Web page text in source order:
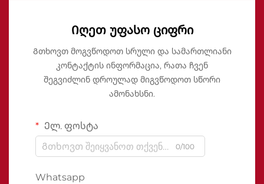
Იღეთ უფასო ციფრი
Გთხოვთ მოგვწოდოთ სრული და სამართლიანი
კონტაქტის ინფორმაცია, რათა ჩვენ
შეგვიძლინ დროულად მიგვწოდოთ სწორი
ამონახსნი.
Ელ. ფოსტა
0/100
Whatsapp